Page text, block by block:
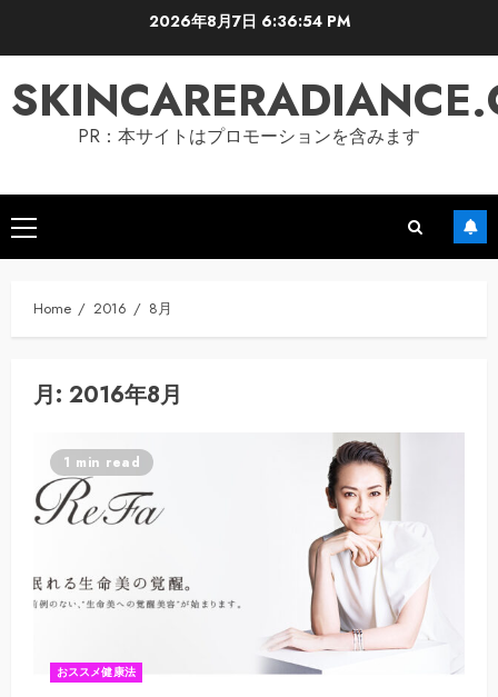
2026年8月7日 6:36:55 PM
PR：本サイトはプロモーションを含みます
Primary
Menu
Home 2016 8月
月: 2016年8月
1 min read
おススメ健康法